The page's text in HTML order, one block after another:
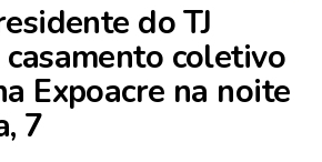
do TJ
coletivo
Expoacre na noite
7